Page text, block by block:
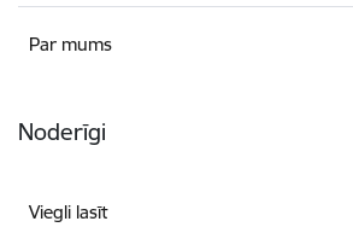
Par mums
Noderīgi
Viegli lasīt